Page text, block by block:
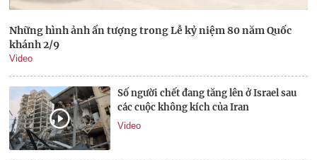
Những hình ảnh ấn tượng trong Lễ kỷ niệm 80 năm Quốc
khánh 2/9
Video
Số người chết đang tăng lên ở Israel sau
các cuộc không kích của Iran
Video